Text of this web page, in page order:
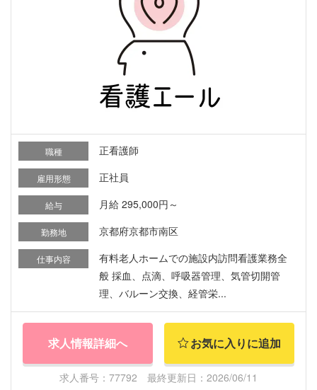
職種 正看護師
雇用形態 正社員
給与 月給 295,000円～
勤務地 京都府京都市南区
仕事内容
有料老人ホームでの施設内訪問看護業務全
般 採血、点滴、呼吸器管理、気管切開管
理、バルーン交換、経管栄...
求人情報詳細へ お気に入りに追加
求人番号：77792 最終更新日：2026/06/11